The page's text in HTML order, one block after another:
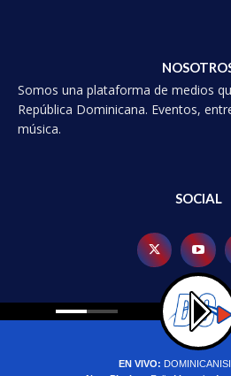
Somos una plataforma de medios
República Dominicana. Eventos,
música.
SOCIAL
© 2025 Dominicanísima, Todos los
Política de Privacidad
EN VIVO: